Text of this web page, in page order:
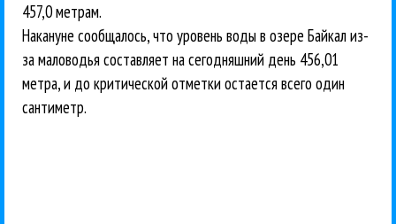
457,0 метрам.
Накануне сообщалось, что уровень воды в озере Байкал из-
за маловодья составляет на сегодняшний день 456,01
метра, и до критической отметки остается всего один
сантиметр.